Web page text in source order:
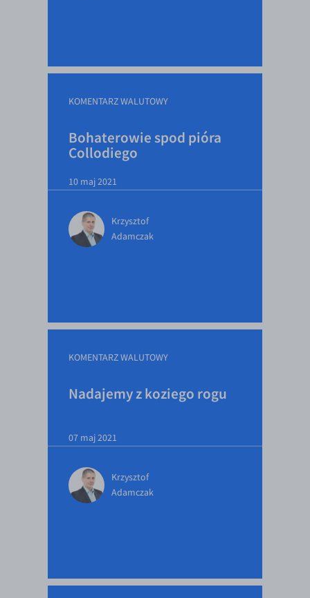
EUR/CHF
EUR/NOK
EUR/SEK
EUR/AUD
EUR/CAD
EUR/NZD
GBP/USD
USD/CHF
KOMENTARZ WALUTOWY
Bohaterowie spod pióra
Collodiego
10 maj 2021
Krzysztof
Adamczak
KOMENTARZ WALUTOWY
Nadajemy z koziego rogu
07 maj 2021
Krzysztof
Adamczak